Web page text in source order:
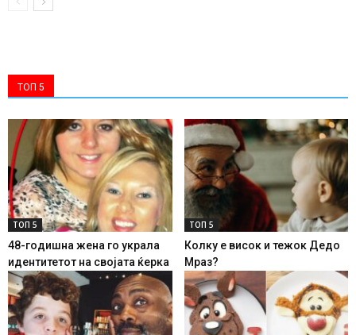
ТОП 5
ТОП 5
48-годишна жена го украла
идентитетот на својата ќерка
ТОП 5
Колку е висок и тежок Дедо
Мраз?